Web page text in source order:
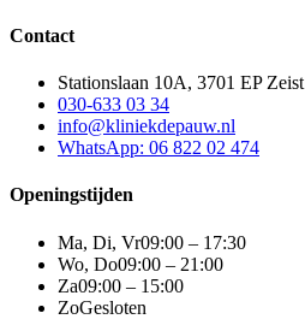
Contact
Stationslaan 10A, 3701 EP Zeist
030-633 03 34
info@kliniekdepauw.nl
WhatsApp: 06 822 02 474
Openingstijden
Ma, Di, Vr09:00 – 17:30
Wo, Do09:00 – 21:00
Za09:00 – 15:00
ZoGesloten